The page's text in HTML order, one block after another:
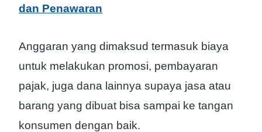
dan Penawaran
Anggaran yang dimaksud termasuk biaya
untuk melakukan promosi, pembayaran
pajak, juga dana lainnya supaya jasa atau
barang yang dibuat bisa sampai ke tangan
konsumen dengan baik.